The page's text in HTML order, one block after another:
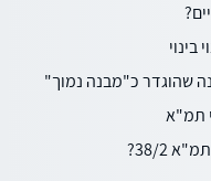
שהוגדר כ"מבנה נמוך"
תמ"א
38/2?